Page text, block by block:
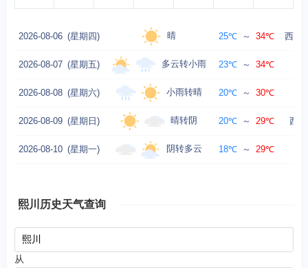
2026-08-06 (星期四) 晴 25℃ ～ 34℃ 西风
2026-08-07 (星期五) 多云转小雨 23℃ ～ 34℃
2026-08-08 (星期六) 小雨转晴 20℃ ～ 30℃
2026-08-09 (星期日) 晴转阴 20℃ ～ 29℃ 西
2026-08-10 (星期一) 阴转多云 18℃ ～ 29℃
熙川历史天气查询
从